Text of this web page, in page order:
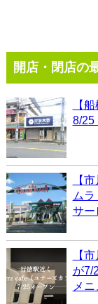
開店・閉店の
【
8/25
【
ム
サー
【
が7/
メ